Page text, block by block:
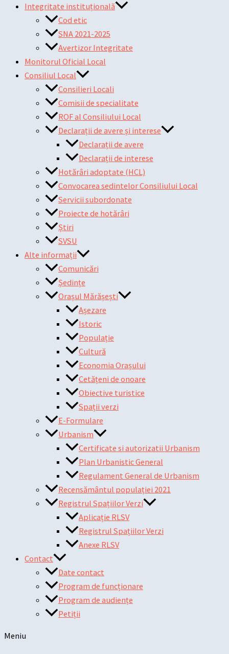
Integritate instituțională
Cod etic
SNA 2021-2025
Avertizor Integritate
Monitorul Oficial Local
Consiliul Local
Consilieri Locali
Comisii de specialitate
ROF al Consiliului Local
Declarații de avere și interese
Declarații de avere
Declarații de interese
Hotărâri adoptate (HCL)
Convocarea sedintelor Consiliului Local
Servicii subordonate
Proiecte de hotărâri
Știri
SVSU
Alte informații
Comunicări
Ședințe
Orașul Mărășești
Așezare
Istoric
Populație
Cultură
Economia Orașului
Cetățeni de onoare
Obiective turistice
Spații verzi
E-Formulare
Urbanism
Certificate si autorizatii Urbanism
Plan Urbanistic General
Regulament General de Urbanism
Recensământul populației 2021
Registrul Spațiilor Verzi
Aplicație RLSV
Registrul Spațiilor Verzi
Anexe RLSV
Contact
Date contact
Program de funcționare
Program de audiențe
Petiții
Meniu